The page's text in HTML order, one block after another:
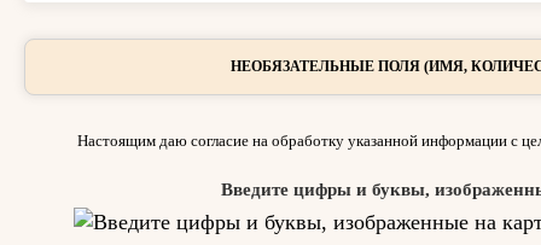
НЕОБЯЗАТЕЛЬНЫЕ ПОЛЯ (ИМЯ,
Настоящим даю согласие на обработку указанной информации с
Введите цифры и буквы,